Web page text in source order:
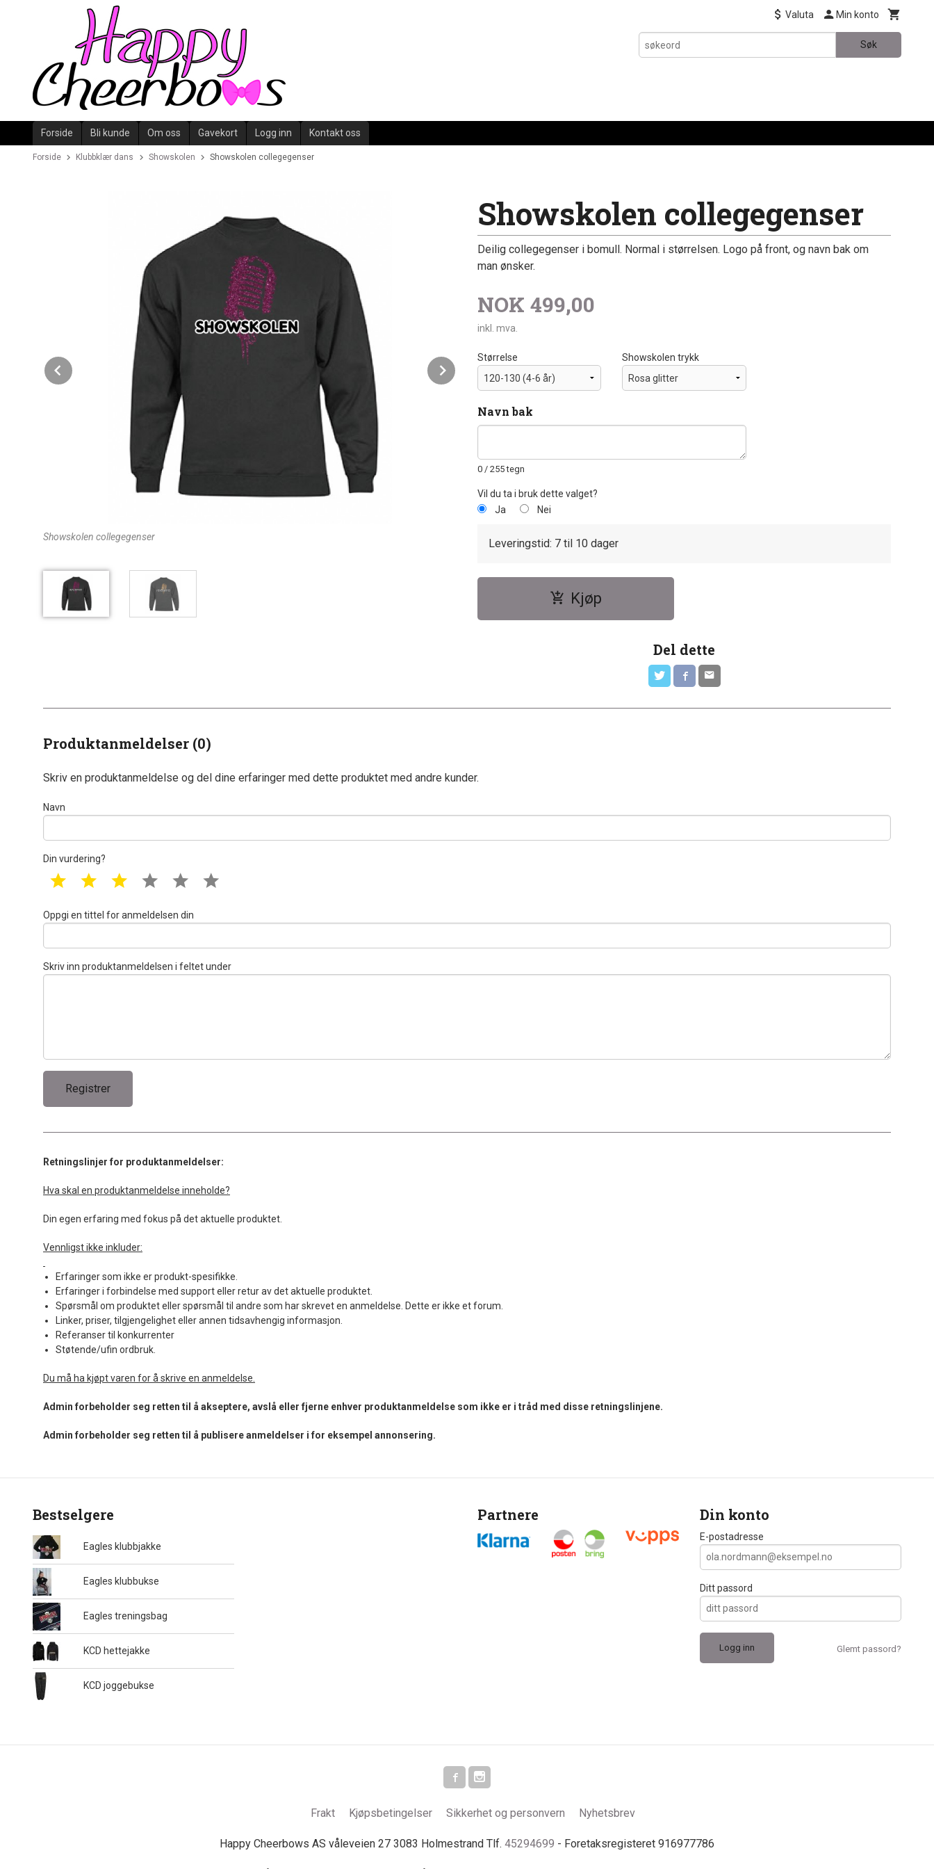
Valuta Min konto
Søk
Forside Bli kunde Om oss Gavekort Logg inn Kontakt oss
Forside Klubbklær dans Showskolen Showskolen collegegenser
Showskolen collegegenser
Next
Showskolen collegegenser
Deilig collegegenser i bomull. Normal i størrelsen. Logo på front, og navn bak om
man ønsker.
NOK 499,00
inkl. mva.
Størrelse Showskolen trykk
Navn bak
0 / 255 tegn
Vil du ta i bruk dette valget?
Ja
Nei
Leveringstid: 7 til 10 dager
Kjøp
Del dette
Produktanmeldelser (0)
Skriv en produktanmeldelse og del dine erfaringer med dette produktet med andre kunder.
Navn
Din vurdering?
1 star 2 star 3 star 4 star 5 star
Oppgi en tittel for anmeldelsen din
Skriv inn produktanmeldelsen i feltet under
Retningslinjer for produktanmeldelser:
Hva skal en produktanmeldelse inneholde?
Din egen erfaring med fokus på det aktuelle produktet.
Vennligst ikke inkluder:
Erfaringer som ikke er produkt-spesifikke.
Erfaringer i forbindelse med support eller retur av det aktuelle produktet.
Spørsmål om produktet eller spørsmål til andre som har skrevet en anmeldelse. Dette er ikke et forum.
Linker, priser, tilgjengelighet eller annen tidsavhengig informasjon.
Referanser til konkurrenter
Støtende/ufin ordbruk.
Du må ha kjøpt varen for å skrive en anmeldelse.
Admin forbeholder seg retten til å akseptere, avslå eller fjerne enhver produktanmeldelse som ikke er i tråd med disse retningslinjene.
Admin forbeholder seg retten til å publisere anmeldelser i for eksempel annonsering.
Bestselgere
Eagles klubbjakke
Eagles klubbukse
Eagles treningsbag
KCD hettejakke
KCD joggebukse
Partnere Din konto
E-postadresse
Ditt passord
Glemt passord?
Frakt Kjøpsbetingelser Sikkerhet og personvern Nyhetsbrev
Happy Cheerbows AS våleveien 27 3083 Holmestrand Tlf. 45294699 - Foretaksregisteret 916977786